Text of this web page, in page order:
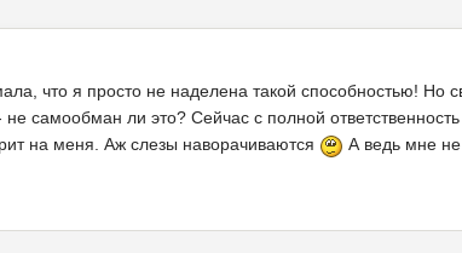
что я просто не наделена такой способностью!
не самообман ли это? Сейчас с полной
на меня. Аж слезы наворачиваются
А ведь мне